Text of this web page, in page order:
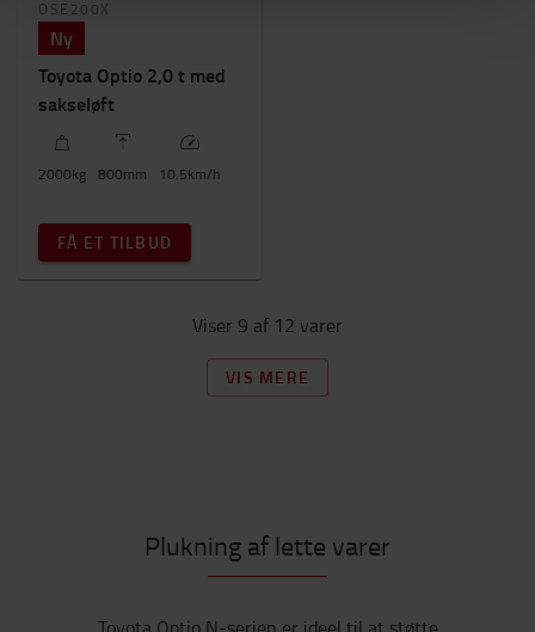
OSE200X
Ny
Toyota Optio 2,0 t med
sakseløft
2000kg 800mm 10.5km/h
FÅ ET TILBUD
Viser 9 af 12 varer
VIS MERE
Plukning af lette varer